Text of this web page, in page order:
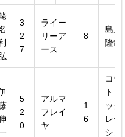
3
2
7
ライー
リーア
ース
8
島川
隆哉
5
2
0
アルマ
フレイ
ヤ
1
6
コウ
トミ
ック
レー
シン